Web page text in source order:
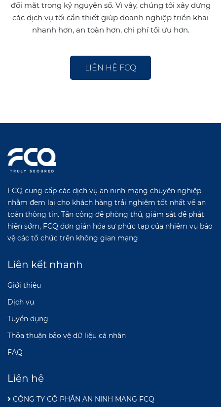
đối mặt trong kỷ nguyên số. Vì vậy, chúng tôi xây dựng
các dịch vụ tối cần thiết giúp doanh nghiệp triển khai
nhanh hơn, an toàn hơn, chi phí tối ưu hơn.
LIÊN HỆ FCQ
FCQ cung cấp các dịch vụ an ninh mạng chuyên nghiệp
nhằm đem lại cho khách hàng trải nghiệm tốt nhất về an
toàn thông tin. Tấn công để phòng thủ, giám sát để phát
hiện sớm, FCQ đơn giản hóa sự phức tạp của nhiệm vụ bảo
vệ các tổ chức trên không gian mạng
Liên kết nhanh
Giới thiệu
Dịch vụ
Tuyển dụng
Thỏa thuận bảo vệ dữ liệu cá nhân
FAQ
Liên hệ
CÔNG TY CỔ PHẦN AN NINH MẠNG FCQ